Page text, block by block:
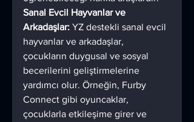
Sanal Evcil Hayvanlar ve
Arkadaşlar: YZ destekli sanal evcil
hayvanlar ve arkadaşlar,
çocukların duygusal ve sosyal
becerilerini geliştirmelerine
yardımcı olur. Örneğin, Furby
Connect gibi oyuncaklar,
çocuklarla etkileşime girer ve